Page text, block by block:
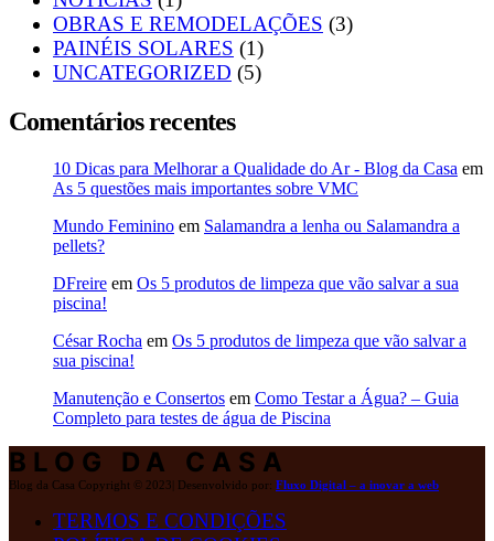
OBRAS E REMODELAÇÕES (3)
PAINÉIS SOLARES (1)
UNCATEGORIZED (5)
Comentários recentes
10 Dicas para Melhorar a Qualidade do Ar - Blog da Casa em
As 5 questões mais importantes sobre VMC
Mundo Feminino em Salamandra a lenha ou Salamandra a
pellets?
DFreire em Os 5 produtos de limpeza que vão salvar a sua
piscina!
César Rocha em Os 5 produtos de limpeza que vão salvar a
sua piscina!
Manutenção e Consertos em Como Testar a Água? – Guia
Completo para testes de água de Piscina
BLOG DA CASA
Blog da Casa Copyright © 2023| Desenvolvido por: Fluxo Digital – a inovar a web
TERMOS E CONDIÇÕES